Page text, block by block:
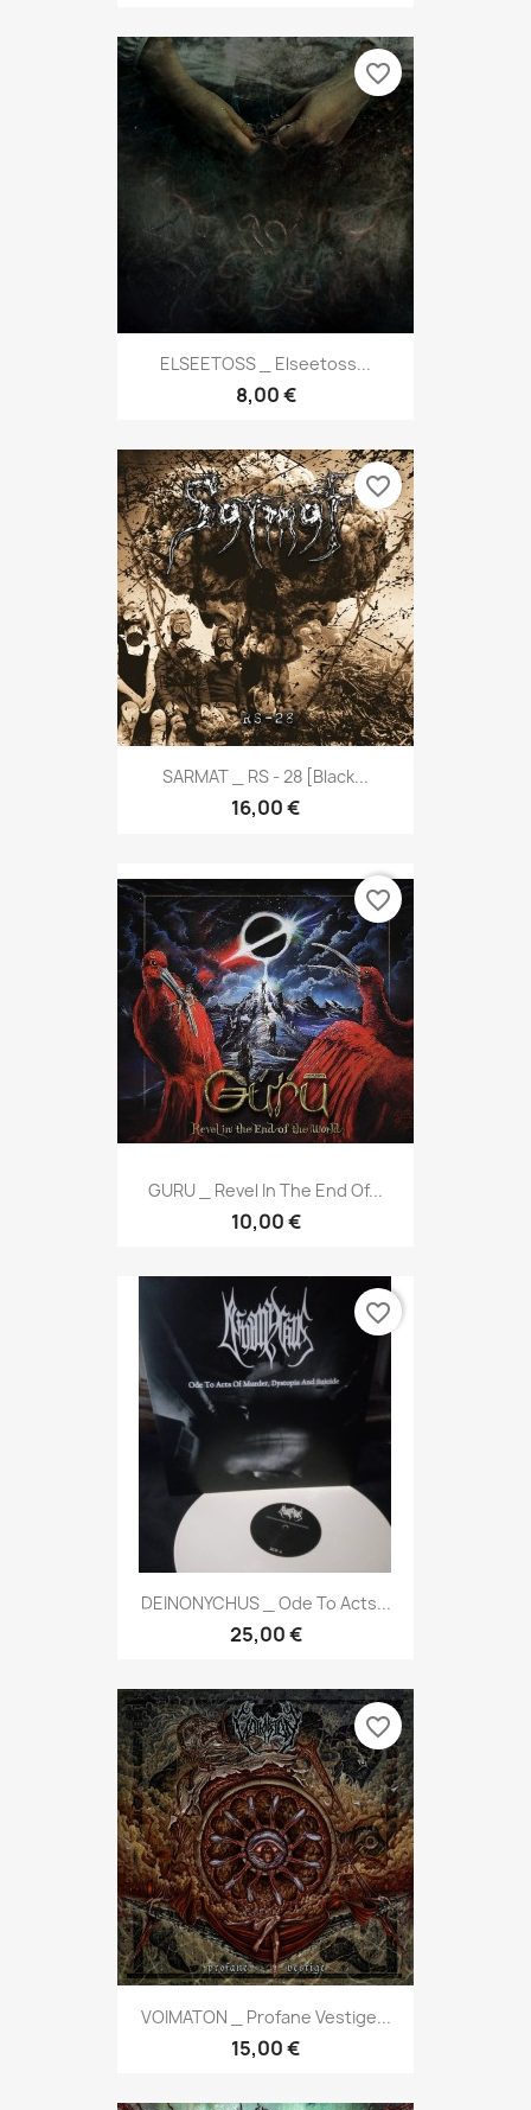
ELSEETOSS _ Elseetoss...
8,00 €
favorite_border
SARMAT _ RS - 28 [Black...
16,00 €
favorite_border
GURU _ Revel In The End Of...
10,00 €
favorite_border
DEINONYCHUS _ Ode To Acts...
25,00 €
favorite_border
VOIMATON _ Profane Vestige...
15,00 €
favorite_border